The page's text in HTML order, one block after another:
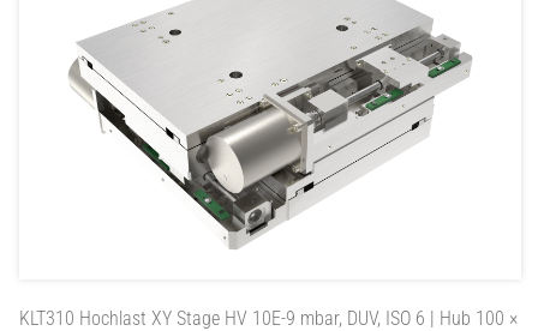
KLT310 Hochlast XY Stage HV 10E-9 mbar, DUV, ISO 6 | Hub 100 ×